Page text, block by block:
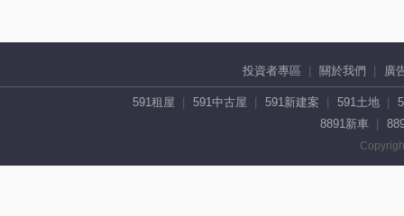
投資者專區 關於我們 廣
591租屋 591中古屋 591新建案 591土地
8891新車